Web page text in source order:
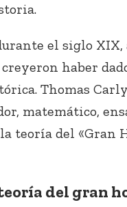
el siglo XIX,
haber
Thomas
matemático,
teoría del «Gran
del gran